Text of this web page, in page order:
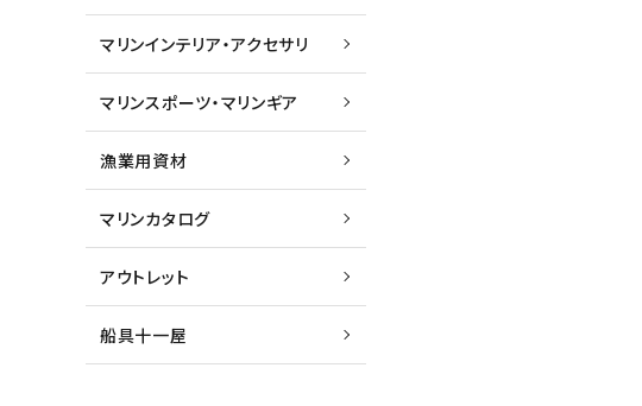
マリンインテリア・アクセサリ
マリンスポーツ・マリンギア
漁業用資材
マリンカタログ
アウトレット
船具十一屋